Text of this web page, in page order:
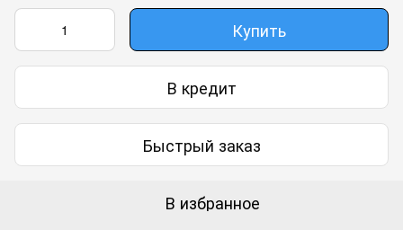
Купить
В кредит
Быстрый заказ
В избранное